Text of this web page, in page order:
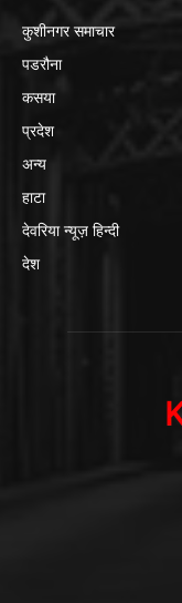
कुशीनगर समाचार
पडरौना
कसया
प्रदेश
अन्य
हाटा
देवरिया न्यूज़ हिन्दी
देश